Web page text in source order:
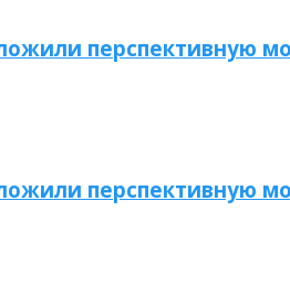
перспективную
перспективную